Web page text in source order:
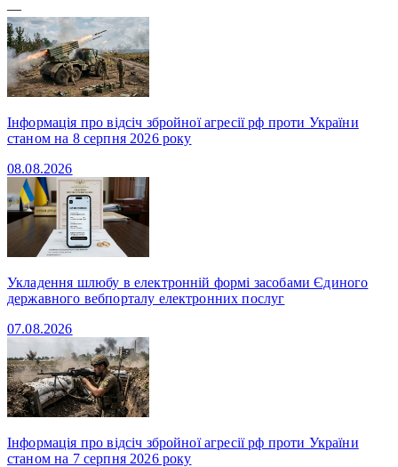
—
Інформація про відсіч збройної агресії рф проти України
станом на 8 серпня 2026 року
08.08.2026
Укладення шлюбу в електронній формі засобами Єдиного
державного вебпорталу електронних послуг
07.08.2026
Інформація про відсіч збройної агресії рф проти України
станом на 7 серпня 2026 року